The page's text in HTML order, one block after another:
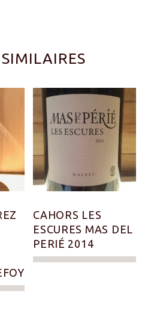
CAHORS LES
ESCURES MAS DEL
PERIÉ 2014